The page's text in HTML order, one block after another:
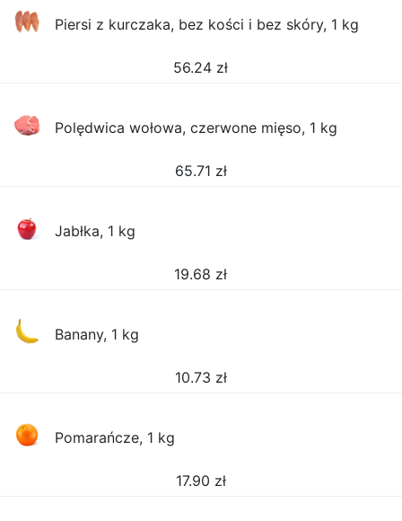
Piersi z kurczaka, bez kości i bez skóry, 1 kg
56.24 zł
Polędwica wołowa, czerwone mięso, 1 kg
65.71 zł
Jabłka, 1 kg
19.68 zł
Banany, 1 kg
10.73 zł
Pomarańcze, 1 kg
17.90 zł